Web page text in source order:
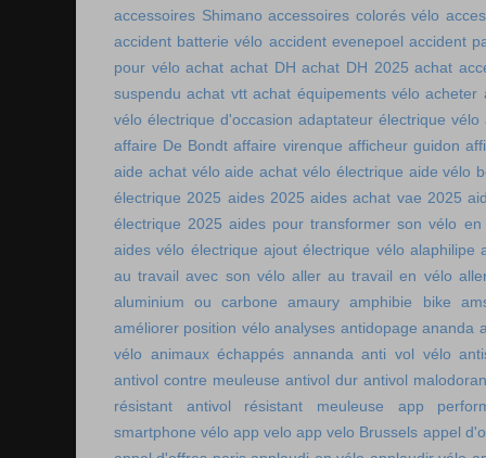
accessoires Shimano accessoires colorés vélo
accident batterie vélo accident evenepoel accident
pour vélo achat achat DH achat DH 2025 achat
suspendu achat vtt achat équipements vélo acheter
vélo électrique d'occasion adaptateur électrique vélo
affaire De Bondt affaire virenque afficheur guidon
aide achat vélo aide achat vélo électrique aide vélo
électrique 2025 aides 2025 aides achat vae 2025
électrique 2025 aides pour transformer son vélo en
aides vélo électrique ajout électrique vélo alaphilipe
au travail avec son vélo aller au travail en vélo
aluminium ou carbone
amaury amphibie bike
améliorer position vélo analyses antidopage ananda
vélo animaux échappés annanda anti vol vélo
antivol contre meuleuse antivol dur antivol
résistant
antivol résistant meuleuse
app
smartphone vélo app velo app velo Brussels appel